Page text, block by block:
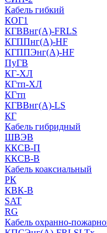
Кабель гибкий
КОГ1
КГВВнг(А)-FRLS
КГППнг(A)-HF
КГППЭнг(A)-HF
ПуГВ
КГ-ХЛ
КГтп-ХЛ
КГтп
КГВВнг(А)-LS
КГ
Кабель гибридный
ШВЭВ
ККСВ-П
ККСВ-В
Кабель коаксиальный
РК
КВК-В
SAT
RG
Кабель охранно-